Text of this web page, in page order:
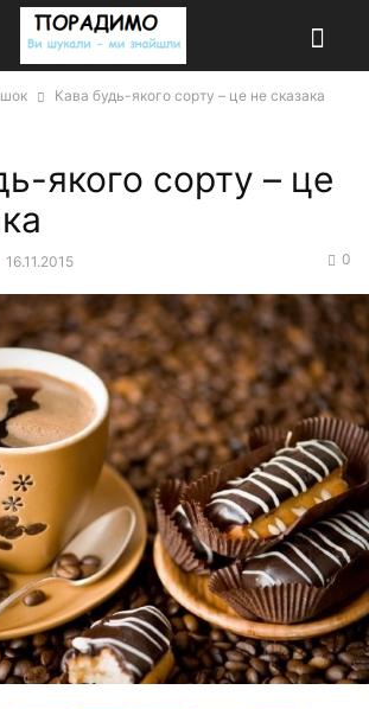
Кава будь-якого сорту – це не сказака
якого сорту – це
16.11.2015 0